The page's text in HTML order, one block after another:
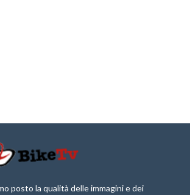
posto la qualità delle immagini e dei